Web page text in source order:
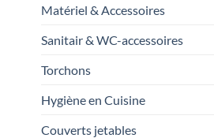
Matériel & Accessoires
Sanitair & WC-accessoires
Torchons
Hygiène en Cuisine
Couverts jetables